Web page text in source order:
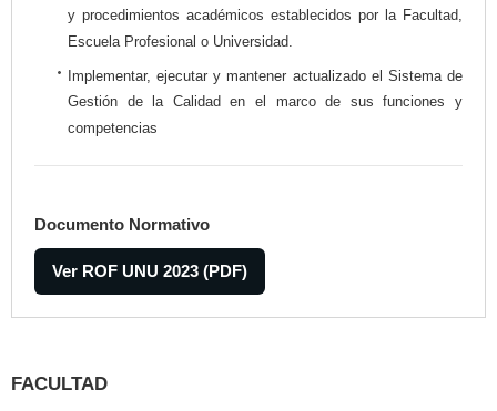
y procedimientos académicos establecidos por la Facultad,
Escuela Profesional o Universidad.
Implementar, ejecutar y mantener actualizado el Sistema de
Gestión de la Calidad en el marco de sus funciones y
competencias
Documento Normativo
Ver ROF UNU 2023 (PDF)
FACULTAD